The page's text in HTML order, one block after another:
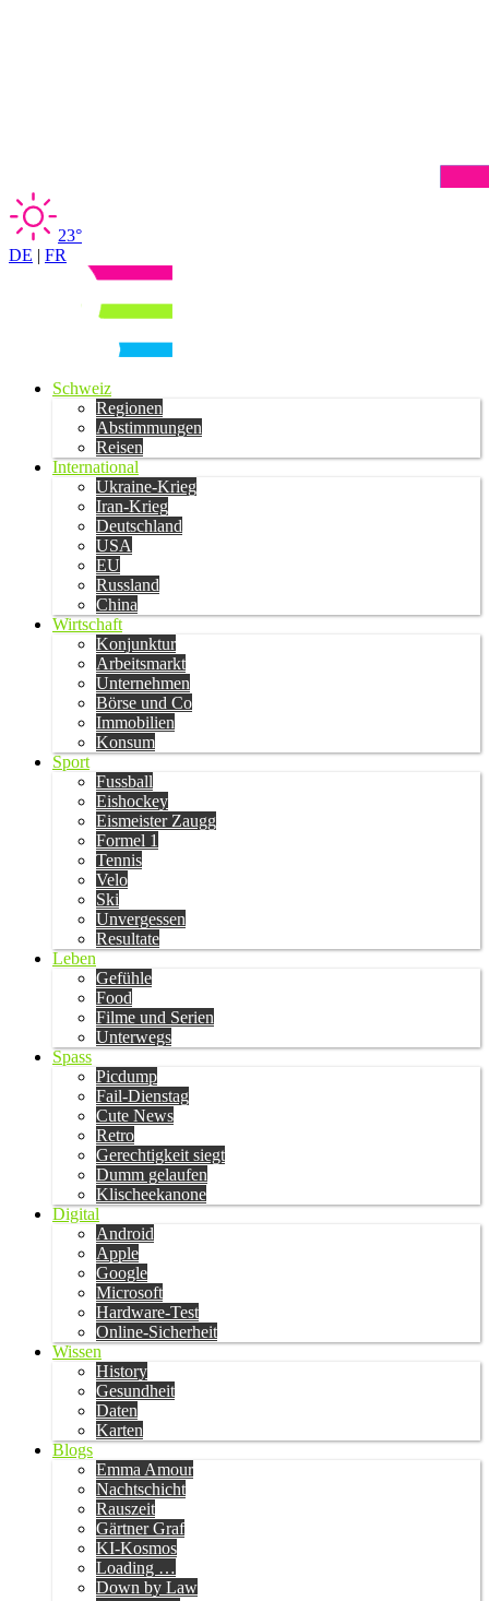
23°
DE | FR
Schweiz
Regionen
Abstimmungen
Reisen
International
Ukraine-Krieg
Iran-Krieg
Deutschland
USA
EU
Russland
China
Wirtschaft
Konjunktur
Arbeitsmarkt
Unternehmen
Börse und Co
Immobilien
Konsum
Sport
Fussball
Eishockey
Eismeister Zaugg
Formel 1
Tennis
Velo
Ski
Unvergessen
Resultate
Leben
Gefühle
Food
Filme und Serien
Unterwegs
Spass
Picdump
Fail-Dienstag
Cute News
Retro
Gerechtigkeit siegt
Dumm gelaufen
Klischeekanone
Digital
Android
Apple
Google
Microsoft
Hardware-Test
Online-Sicherheit
Wissen
History
Gesundheit
Daten
Karten
Blogs
Emma Amour
Nachtschicht
Rauszeit
Gärtner Graf
KI-Kosmos
Loading …
Down by Law